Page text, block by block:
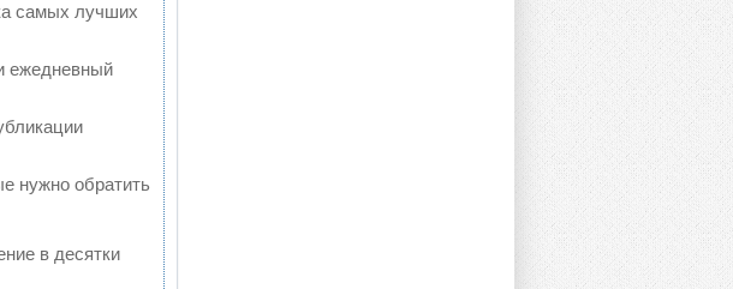
самых лучших
ежедневный
нужно обратить
в десятки